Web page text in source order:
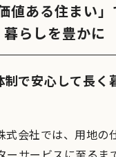
価値ある住まい」
暮らしを豊かに
制で安心して長く
式会社では、用地の